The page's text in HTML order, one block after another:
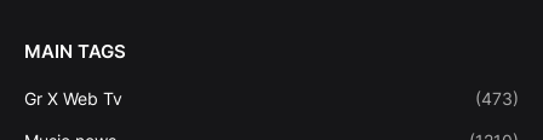
MAIN TAGS
Gr X Web Tv (473)